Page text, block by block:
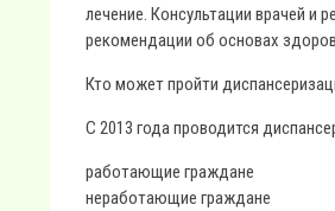
лечение. Консультации врачей и
рекомендации об основах
Кто может пройти
С 2013 года проводится
работающие граждане
неработающие граждане